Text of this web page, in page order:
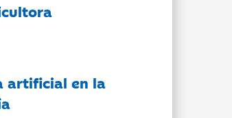
artificial en la